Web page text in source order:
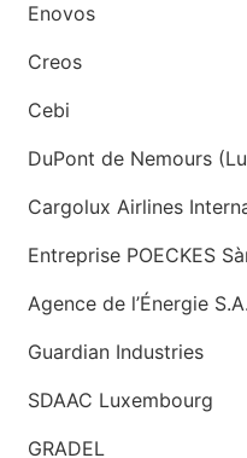
Enovos
Creos
Cebi
DuPont de Nemours
Cargolux Airlines
Entreprise POECKES
Agence de l’Énergie
Guardian Industries
SDAAC Luxembourg
GRADEL